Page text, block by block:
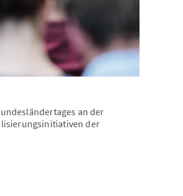
an der
der